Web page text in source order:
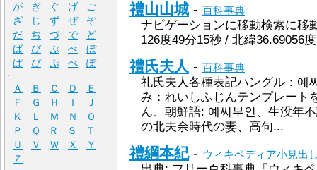
禮山山城 - 百科事典
ナビゲーションに移動検索に移
126度49分15秒 / 北緯36.69056
禮氏夫人 - 百科事典
礼氏夫人各種表記ハングル：예
み：れいしふじんテンプレート
ん、朝鮮語: 예씨부인、生没年
の北夫余時代の妻、高句...
禮綱本紀- ウィキペディア小見出
が
ぎ ぐ げ
ご
ざ
じ ず ぜ
ぞ
だ
ぢ づ で
ど
ば
び ぶ べ
ぼ
ぱ
ぴ ぷ ぺ ぽ
Ａ Ｂ Ｃ Ｄ
Ｅ
Ｆ
Ｇ Ｈ Ｉ
Ｊ
Ｋ
Ｌ Ｍ Ｎ
Ｏ
Ｐ
Ｑ Ｒ Ｓ
Ｔ
Ｕ
Ｖ Ｗ Ｘ
Ｙ
Ｚ